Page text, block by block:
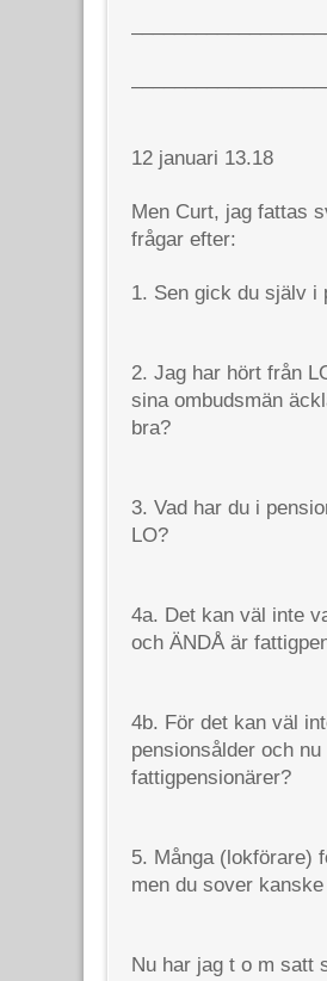
12 januari 13.18
Men Curt, jag fattas
frågar efter:
1. Sen gick du själv i
2. Jag har hört från
sina ombudsmän
bra?
3. Vad har du i
LO?
4a. Det kan väl inte
och ÄNDÅ är
4b. För det kan väl
pensionsålder och
fattigpensionärer?
5. Många (lokförare)
men du sover
Nu har jag t o m satt